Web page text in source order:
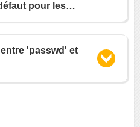
pour les
?
'passwd' et